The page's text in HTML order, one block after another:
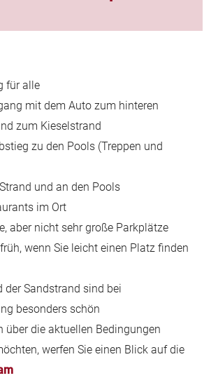
für alle
mit dem Auto zum hinteren
zum Kieselstrand
zu den Pools (Treppen und
und an den Pools
im Ort
aber nicht sehr große Parkplätze
wenn Sie leicht einen Platz finden
der Sandstrand sind bei
besonders schön
über die aktuellen Bedingungen
werfen Sie einen Blick auf die